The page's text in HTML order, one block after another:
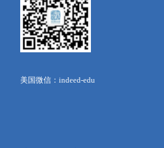
美国微信：indeed-edu